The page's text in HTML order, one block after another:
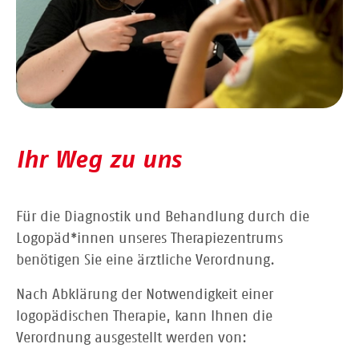
Ihr Weg zu uns
Für die Diagnostik und Behandlung durch die
Logopäd*innen unseres Therapiezentrums
benötigen Sie eine ärztliche Verordnung.
Nach Abklärung der Notwendigkeit einer
logopädischen Therapie, kann Ihnen die
Verordnung ausgestellt werden von: